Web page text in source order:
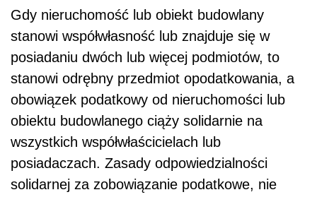
Gdy nieruchomość lub obiekt budowlany
stanowi współwłasność lub znajduje się w
posiadaniu dwóch lub więcej podmiotów, to
stanowi odrębny przedmiot opodatkowania, a
obowiązek podatkowy od nieruchomości lub
obiektu budowlanego ciąży solidarnie na
wszystkich współwłaścicielach lub
posiadaczach. Zasady odpowiedzialności
solidarnej za zobowiązanie podatkowe, nie